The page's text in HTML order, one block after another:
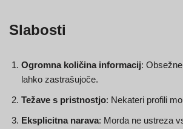
Slabosti
Ogromna količina informacij:
lahko zastrašujoče.
Težave s pristnostjo: Nekateri profili
Eksplicitna narava: Morda ne ustreza